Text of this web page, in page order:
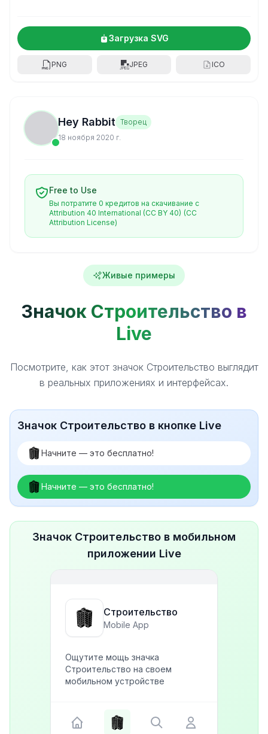
Загрузка SVG
PNG JPEG ICO
Hey Rabbit Творец
18 ноября 2020 г.
Free to Use
Вы потратите 0 кредитов на скачивание с
Attribution 40 International (CC BY 40) (CC
Attribution License)
Живые примеры
Значок Строительство в
Live
Посмотрите, как этот значок Строительство выглядит
в реальных приложениях и интерфейсах.
Значок Строительство в кнопке Live
Начните — это бесплатно!
Начните — это бесплатно!
Значок Строительство в мобильном
приложении Live
Строительство
Mobile App
Ощутите мощь значка
Строительство на своем
мобильном устройстве